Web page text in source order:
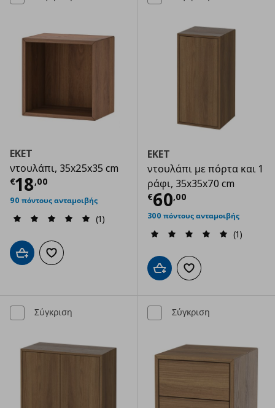
EKET
ντουλάπι, 35x25x35 cm
€18,00
Τρέχουσα τιμή € 18,00
90 πόντους ανταμοιβής
(1)
Προσθήκη στο καλάθι
Προσθήκη στα αγαπημένα
EKET
ντουλάπι με πόρτα και 1
ράφι, 35x35x70 cm
€60,00
Τρέχουσα
300 πόντους ανταμοιβής
(1)
Προσθήκη στο καλάθι
Προσθήκη στα
Σύγκριση Σύγκριση